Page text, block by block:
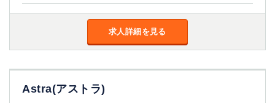
求人詳細を見る
Astra(アストラ)